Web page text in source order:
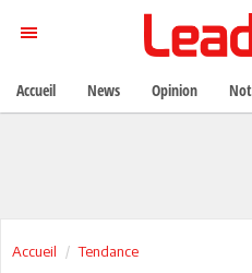
Accueil Tendance
Accueil News Opinion